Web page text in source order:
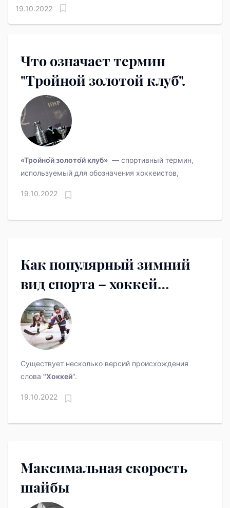
19.10.2022
Что означает термин
"Тройной золотой клуб".
«Тройно́й золото́й клуб» — спортивный термин,
используемый для обозначения хоккеистов,
19.10.2022
Как популярный зимний
вид спорта – хоккей
получил свое название.
Существует несколько версий происхождения
слова "Хоккей".
19.10.2022
Максимальная скорость
шайбы